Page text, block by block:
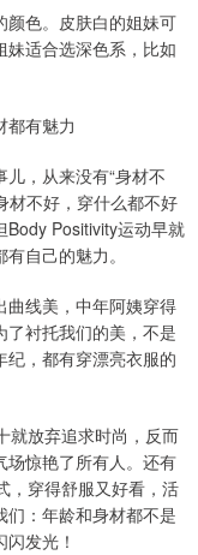
颜色。皮肤白的姐妹可
妹适合选深色系，比如
都有魅力
，从来没有“身材不
材不好，穿什么都不好
Body Positivity运动早就
自己的魅力。
曲线美，中年阿姨穿得
衬托我们的美，不是
纪，都有穿漂亮衣服的
就放弃追求时尚，反而
场惊艳了所有人。还有
，穿得舒服又好看，活
：年龄和身材都不是
发光！